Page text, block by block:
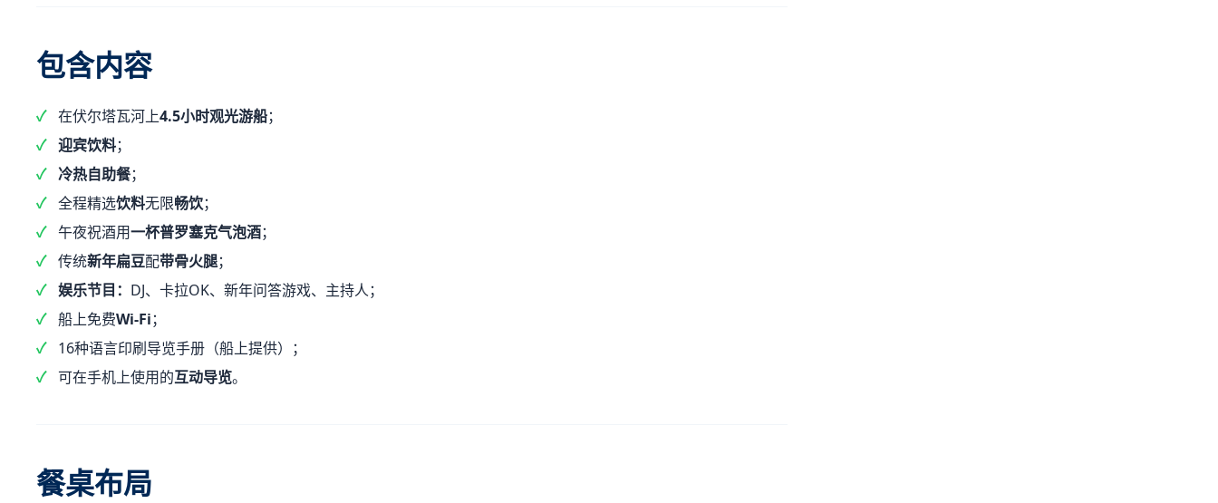
包含内容
在伏尔塔瓦河上4.5小时观光游船；
迎宾饮料；
冷热自助餐；
全程精选饮料无限畅饮；
午夜祝酒用一杯普罗塞克气泡酒；
传统新年扁豆配带骨火腿；
娱乐节目： DJ、卡拉OK、新年问答游戏、主持人；
船上免费Wi-Fi；
16种语言印刷导览手册（船上提供）；
可在手机上使用的互动导览。
餐桌布局